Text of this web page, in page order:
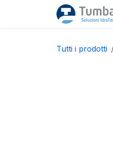
Passa al contenuto
Tutti i prodotti